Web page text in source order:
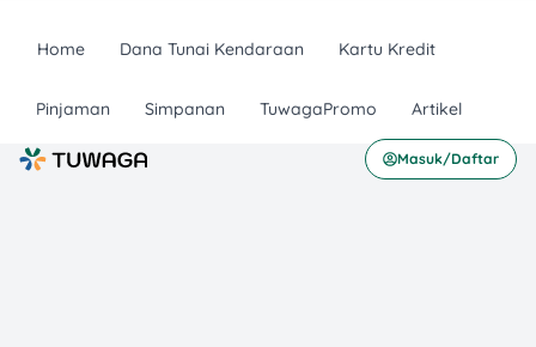
Home Dana Tunai Kendaraan Kartu Kredit
Pinjaman Simpanan TuwagaPromo Artikel
Masuk/Daftar